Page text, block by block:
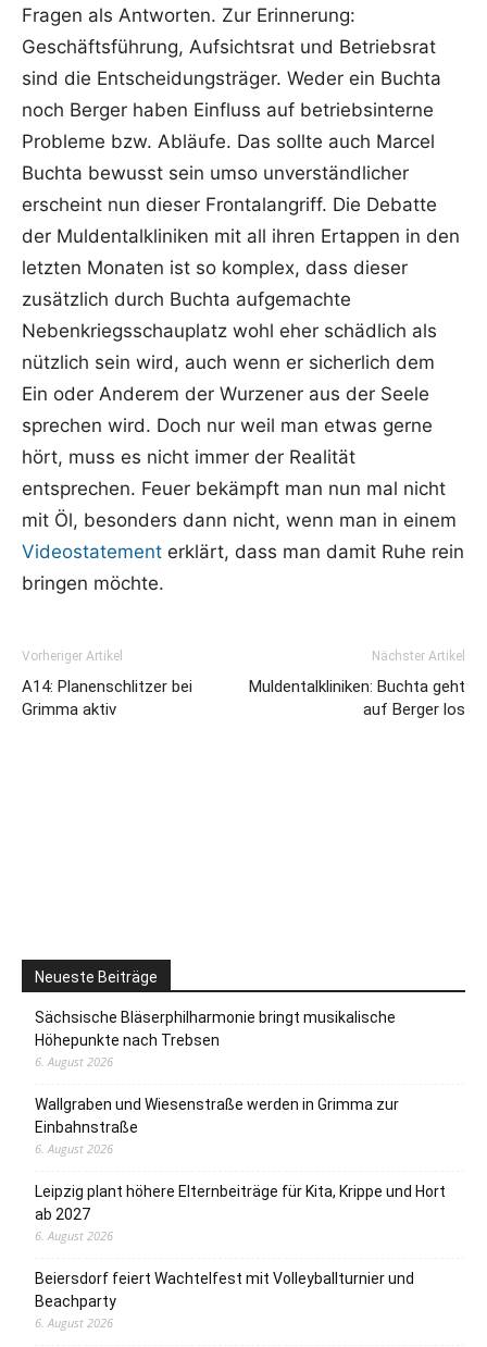
Fragen als Antworten. Zur Erinnerung:
Geschäftsführung, Aufsichtsrat und Betriebsrat
sind die Entscheidungsträger. Weder ein Buchta
noch Berger haben Einfluss auf betriebsinterne
Probleme bzw. Abläufe. Das sollte auch Marcel
Buchta bewusst sein umso unverständlicher
erscheint nun dieser Frontalangriff. Die Debatte
der Muldentalkliniken mit all ihren Ertappen in den
letzten Monaten ist so komplex, dass dieser
zusätzlich durch Buchta aufgemachte
Nebenkriegsschauplatz wohl eher schädlich als
nützlich sein wird, auch wenn er sicherlich dem
Ein oder Anderem der Wurzener aus der Seele
sprechen wird. Doch nur weil man etwas gerne
hört, muss es nicht immer der Realität
entsprechen. Feuer bekämpft man nun mal nicht
mit Öl, besonders dann nicht, wenn man in einem
Videostatement erklärt, dass man damit Ruhe rein
bringen möchte.
Vorheriger Artikel
A14: Planenschlitzer bei
Grimma aktiv
Nächster Artikel
Muldentalkliniken: Buchta geht
auf Berger los
Neueste Beiträge
Sächsische Bläserphilharmonie bringt musikalische
Höhepunkte nach Trebsen
6. August 2026
Wallgraben und Wiesenstraße werden in Grimma zur
Einbahnstraße
6. August 2026
Leipzig plant höhere Elternbeiträge für Kita, Krippe und Hort
ab 2027
6. August 2026
Beiersdorf feiert Wachtelfest mit Volleyballturnier und
Beachparty
6. August 2026